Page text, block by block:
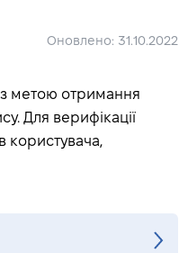
Оновлено: 31.10.2022
з метою отримання
Для верифікації
користувача,